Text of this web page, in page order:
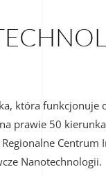
która funkcjonuje
prawie 50
Centrum
Nanotechnologii.